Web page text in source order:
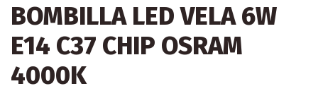
BOMBILLA LED VELA 6W
E14 C37 CHIP OSRAM
4000K